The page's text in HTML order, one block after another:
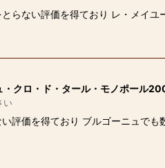
とらない評価を得ており レ・メイ
・クロ・ド・タール・モノポール
い
い評価を得ており ブルゴーニュで